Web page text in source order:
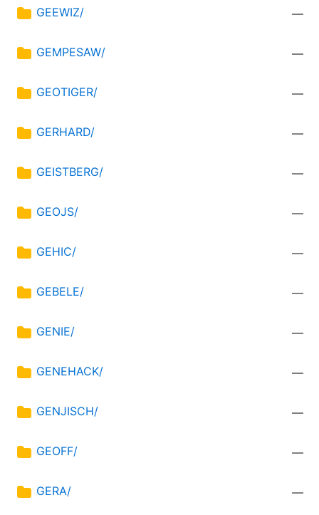
GEEWIZ/ —
GEMPESAW/ —
GEOTIGER/ —
GERHARD/ —
GEISTBERG/ —
GEOJS/ —
GEHIC/ —
GEBELE/ —
GENIE/ —
GENEHACK/ —
GENJISCH/ —
GEOFF/ —
GERA/ —